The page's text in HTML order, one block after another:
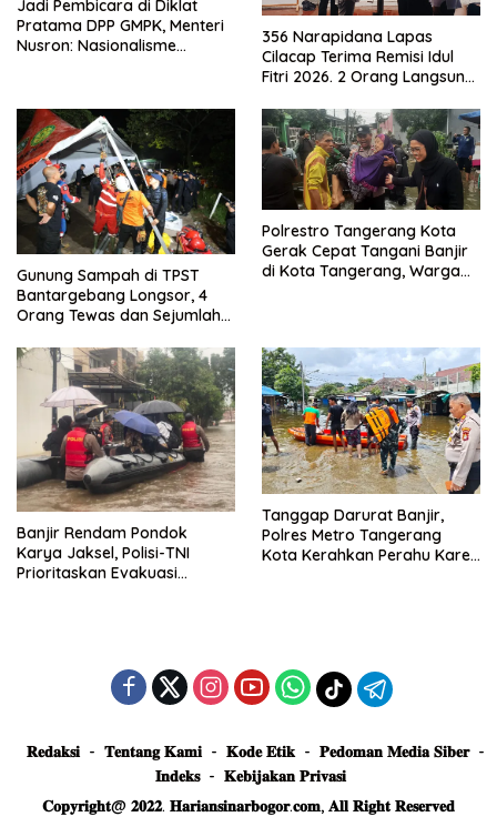
Jadi Pembicara di Diklat
Pratama DPP GMPK, Menteri
Nusron: Nasionalisme
356 Narapidana Lapas
Cilacap Terima Remisi Idul
Fitri 2026. 2 Orang Langsung
Gunung Sampah di TPST
Bantargebang Longsor, 4
Orang Tewas dan Sejumlah
Polrestro Tangerang Kota
Gerak Cepat Tangani Banjir
di Kota Tangerang, Warga
Banjir Rendam Pondok
Karya Jaksel, Polisi-TNI
Prioritaskan Evakuasi
Tanggap Darurat Banjir,
Polres Metro Tangerang
Kota Kerahkan Perahu Karet
𝐑𝐞𝐝𝐚𝐤𝐬𝐢 𝐓𝐞𝐧𝐭𝐚𝐧𝐠 𝐊𝐚𝐦𝐢 𝐊𝐨𝐝𝐞 𝐄𝐭𝐢𝐤
𝐏𝐞𝐝𝐨𝐦𝐚𝐧 𝐌𝐞𝐝𝐢𝐚 𝐒𝐢𝐛𝐞𝐫
𝐈𝐧𝐝𝐞𝐤𝐬
𝐊𝐞𝐛𝐢𝐣𝐚𝐤𝐚𝐧 𝐏𝐫𝐢𝐯𝐚𝐬𝐢
𝐂𝐨𝐩𝐲𝐫𝐢𝐠𝐡𝐭@ 𝟐𝟎𝟐𝟐. 𝐇𝐚𝐫𝐢𝐚𝐧𝐬𝐢𝐧𝐚𝐫𝐛𝐨𝐠𝐨𝐫.𝐜𝐨𝐦, 𝐀𝐥𝐥 𝐑𝐢𝐠𝐡𝐭 𝐑𝐞𝐬𝐞𝐫𝐯𝐞𝐝